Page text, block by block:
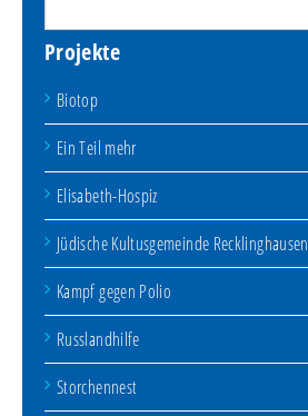
Projekte
Biotop
Ein Teil mehr
Elisabeth-Hospiz
Jüdische Kultusgemeinde Recklinghausen
Kampf gegen Polio
Russlandhilfe
Storchennest